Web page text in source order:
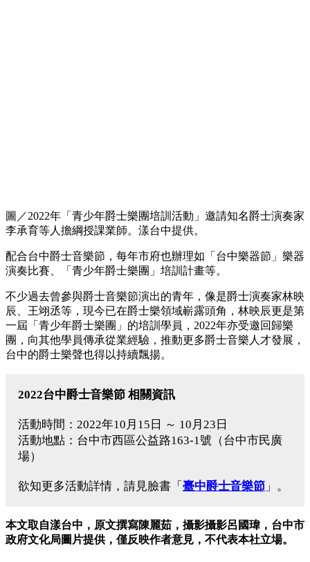
圖／2022年「青少年爵士樂團培訓活動」邀請知名爵士演奏家
李承育等人擔綱授課業師。漾台中提供。
配合台中爵士音樂節，每年市府也辦理如「台中樂器節」樂器
演奏比賽、「青少年爵士樂團」培訓計畫等。
不少過去曾參與爵士音樂節演出的青年，像是爵士演奏家林映
辰、王翊丞等，現今已在爵士樂領域嶄露頭角，林映辰更是第
一屆「青少年爵士樂團」的培訓學員，2022年亦受邀回歸樂
團，向其他學員傳承從業經驗，推動更多爵士音樂人才發展，
台中的爵士樂聲也得以持續飄揚。
2022台中爵士音樂節 相關資訊
活動時間：2022年10月15日 ～ 10月23日
活動地點：台中市西區公益路163-1號（台中市民廣
場）
欲知更多活動詳情，請見臉書「 臺中爵士音樂節 」。
本文取自漾台中，原文撰寫陳麗茹，攝影攝影呂國瑋，台中市
政府文化局圖片提供，僅反映作者意見，不代表本社立場。